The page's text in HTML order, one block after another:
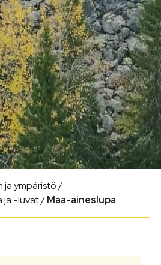
ja ympäristö/
ja -luvat/Maa-aineslupa